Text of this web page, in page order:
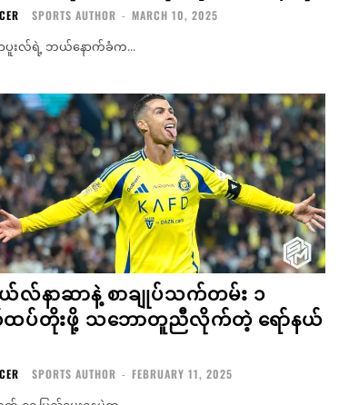
SPORTS AUTHOR - MARCH 10, 2025
ပူးလ်ရဲ့ ဘယ်နောက်ခံက...
လ်နာဆာနဲ့ စာချုပ်သက်တမ်း ၁
ထပ်တိုးဖို့ သဘောတူညီလိုက်တဲ့ ရော်နယ်
SPORTS AUTHOR - FEBRUARY 11, 2025